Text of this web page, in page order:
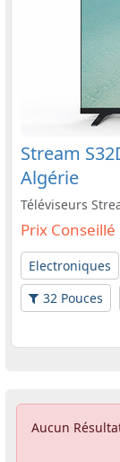
Stream
Algérie
Téléviseurs
Prix
Electroniques
32 Pouces
Aucun